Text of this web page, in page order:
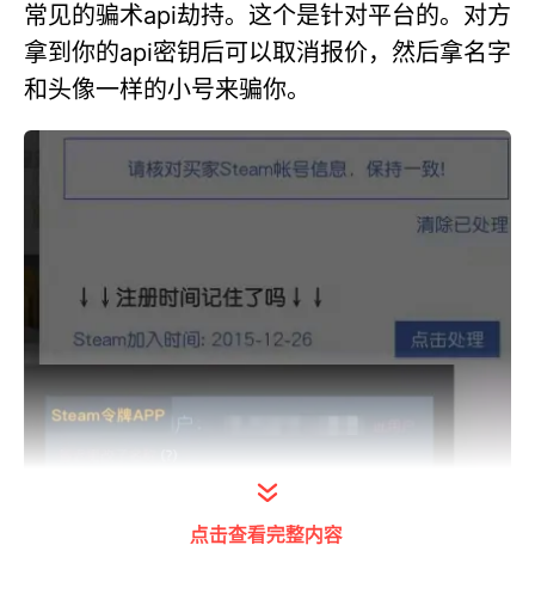
常见的骗术api劫持。这个是针对平台的。对方
拿到你的api密钥后可以取消报价，然后拿名字
和头像一样的小号来骗你。
点击查看完整内容